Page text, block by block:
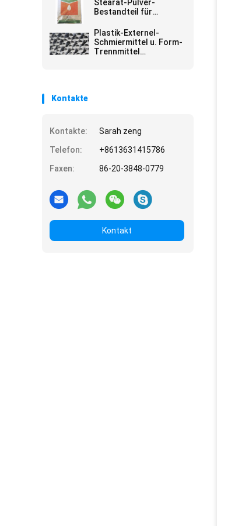
Stearat-Pulver-
Bestandteil für
China-Fabrik
Plastik-Externel-
Schmiermittel u. Form-
Trennmittel
Kontakte
Kontakte:
Sarah zeng
Telefon:
+8613631415786
Faxen:
86-20-3848-0779
Kontakt